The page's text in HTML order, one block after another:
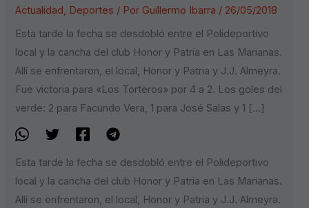
Actualidad, Deportes / Por Guillermo Ibarra / 26/05/2018
Esta tarde la fecha se desdobló entre el Polideportivo
local y la cancha del club Honor y Patria en Las Marianas.
Allí se enfrentaron, el local, Honor y Patria y J.J. Almeyra.
Fue victoria para «Los Torteros» por 4 a 2. Los goles del
verde: 2 para Facundo Vera, 1 para José Salas y 1 […]
Esta tarde la fecha se desdobló entre el Polideportivo
local y la cancha del club Honor y Patria en Las Marianas.
Allí se enfrentaron, el local, Honor y Patria y J.J. Almeyra.